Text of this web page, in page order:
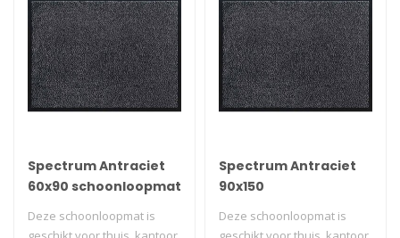
Spectrum Antraciet
60x90 schoonloopmat
Deze schoonloopmat is
Spectrum Antraciet
90x150
schoonloopmat
Deze schoonloopmat is